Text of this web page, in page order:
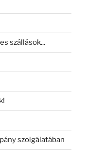
szállások...
szolgálatában